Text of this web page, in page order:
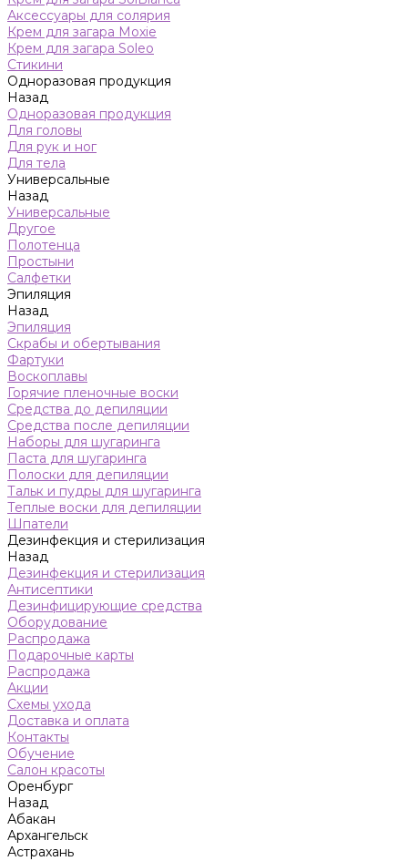
Аксессуары для солярия
Крем для загара Moxie
Крем для загара Soleo
Стикини
Одноразовая продукция
Назад
Одноразовая продукция
Для головы
Для рук и ног
Для тела
Универсальные
Назад
Универсальные
Другое
Полотенца
Простыни
Салфетки
Эпиляция
Назад
Эпиляция
Скрабы и обертывания
Фартуки
Воскоплавы
Горячие пленочные воски
Средства до депиляции
Средства после депиляции
Наборы для шугаринга
Паста для шугаринга
Полоски для депиляции
Тальк и пудры для шугаринга
Теплые воски для депиляции
Шпатели
Дезинфекция и стерилизация
Назад
Дезинфекция и стерилизация
Антисептики
Дезинфицирующие средства
Оборудование
Распродажа
Подарочные карты
Распродажа
Акции
Схемы ухода
Доставка и оплата
Контакты
Обучение
Салон красоты
Оренбург
Назад
Абакан
Архангельск
Астрахань